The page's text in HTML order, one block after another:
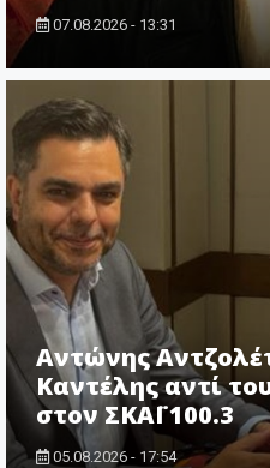
07.08.2026 - 13:31
Αντώνης
Καντέλης αντί
στον ΣΚΑΪ 100.3
05.08.2026 - 17:54